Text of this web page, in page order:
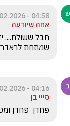
04:58 - 03.02.2026
אחת שיודעת
שמתחת לראדר
04:16 - 03.02.2026
סייי בן
פחדן  פחדן